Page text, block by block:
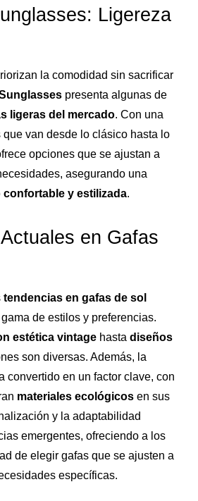
Ligereza
la comodidad sin sacrificar
presenta algunas de
ligeras del mercado. Con una
van desde lo clásico hasta lo
opciones que se ajustan a
asegurando una
y estilizada.
en Gafas
tendencias en gafas de sol
de estilos y preferencias.
estética vintage hasta diseños
son diversas. Además, la
convertido en un factor clave, con
materiales ecológicos en sus
y la adaptabilidad
emergentes, ofreciendo a los
de elegir gafas que se ajusten a
específicas.